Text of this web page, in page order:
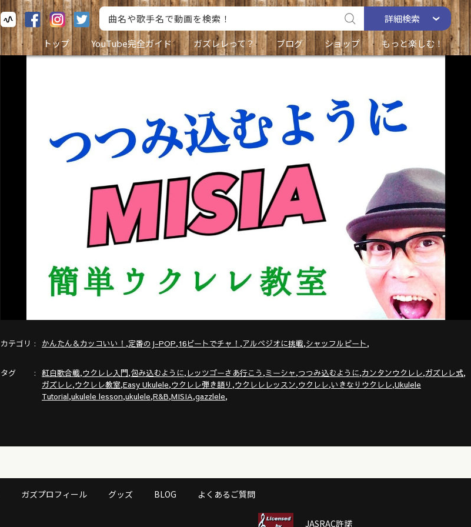
詳細検索
トップ
YouTube完全ガイド ガズレレって？ ブログ ショップ もっと楽しむ！
カテゴリ かんたん＆カッコいい！ ,定番のJ-POP,16ビートでチャ！ ,アルペジオに挑戦,シャッフルビート,
タグ 紅白歌合戦,ウクレレ入門,包み込むように, レッツゴーさあ行こう ,ミーシャ,つつみ込むように,カンタンウクレレ,ガズレレ式,
ガズレレ,ウクレレ教室,Easy Ukulele,ウクレレ弾き語り ,ウクレレレッスン,ウクレレ,いきなりウクレレ,Ukulele
Tutorial,ukulele lesson,ukulele,R&B,MISIA,gazzlele,
ガズプロフィール グッズ BLOG よくあるご質問
JASRAC許諾